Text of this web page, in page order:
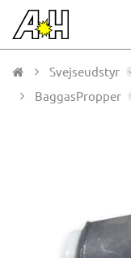
Svejseudstyr
BaggasPropper